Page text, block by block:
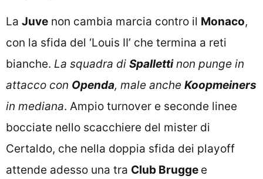
La Juve non cambia marcia contro il Monaco,
con la sfida del ‘Louis II’ che termina a reti
bianche. La squadra di Spallettinon punge in
attacco con Openda, male anche Koopmeiners
in mediana. Ampio turnover e seconde linee
bocciate nello scacchiere del mister di
Certaldo, che nella doppia sfida dei playoff
attende adesso una tra Club Brugge e